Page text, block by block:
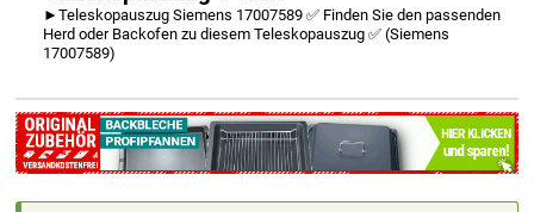
►Teleskopauszug Siemens 17007589 ✅ Finden Sie den passenden
Herd oder Backofen zu diesem Teleskopauszug ✅ (Siemens
17007589)